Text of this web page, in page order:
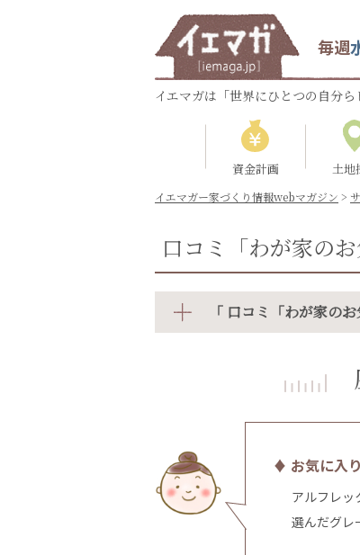
毎週
イエマガは「世界にひとつの自分
資金計画 土地
イエマガー家づくり情報webマガジン >
口コミ「わが家のお
「 口コミ「わが家の
♦ お気に入
アルフレッ
選んだグレ